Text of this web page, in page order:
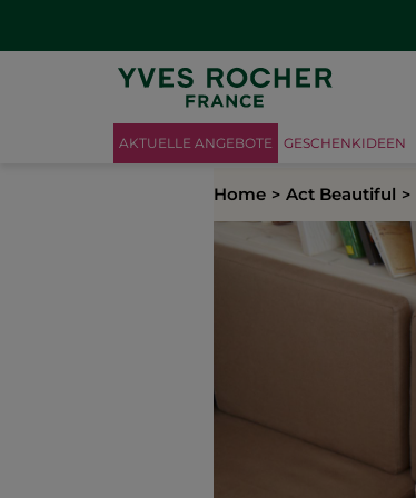
AKTUELLE ANGEBOTE GESCHENKIDEEN
Home Act Beautiful